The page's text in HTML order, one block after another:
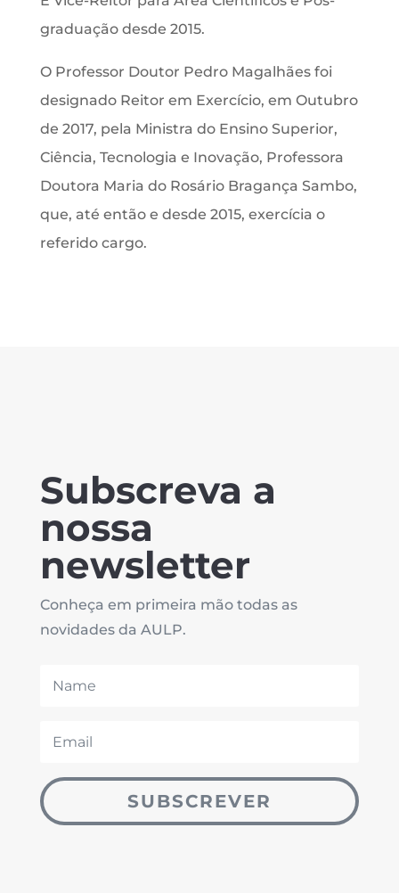
graduação desde 2015.
O Professor Doutor Pedro Magalhães foi
designado Reitor em Exercício, em Outubro
de 2017, pela Ministra do Ensino Superior,
Ciência, Tecnologia e Inovação, Professora
Doutora Maria do Rosário Bragança Sambo,
que, até então e desde 2015, exercícia o
referido cargo.
Subscreva a
nossa
newsletter
Conheça em primeira mão todas as
novidades da AULP.
SUBSCREVER